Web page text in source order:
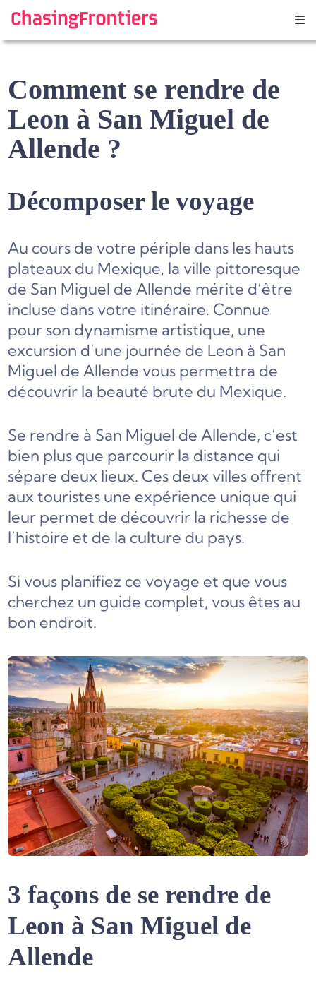
content
Comment se rendre de
Leon à San Miguel de
Allende ?
Décomposer le voyage
Au cours de votre périple dans les hauts
plateaux du Mexique, la ville pittoresque
de San Miguel de Allende mérite d’être
incluse dans votre itinéraire. Connue
pour son dynamisme artistique, une
excursion d’une journée de Leon à San
Miguel de Allende vous permettra de
découvrir la beauté brute du Mexique.
Se rendre à San Miguel de Allende, c’est
bien plus que parcourir la distance qui
sépare deux lieux. Ces deux villes offrent
aux touristes une expérience unique qui
leur permet de découvrir la richesse de
l’histoire et de la culture du pays.
Si vous planifiez ce voyage et que vous
cherchez un guide complet, vous êtes au
bon endroit.
3 façons de se rendre de
Leon à San Miguel de
Allende